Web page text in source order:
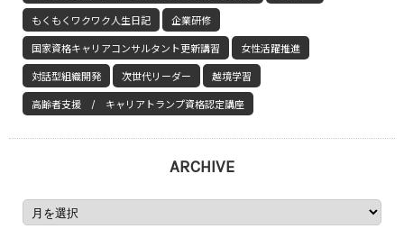
もくもくワクワク人生日記 企業研修
国家資格キャリアコンサルタント更新講習 女性活躍推進
対話型組織開発 次世代リーダー 越境学習
高齢者支援 / キャリアトランプ資格認定講座
ARCHIVE